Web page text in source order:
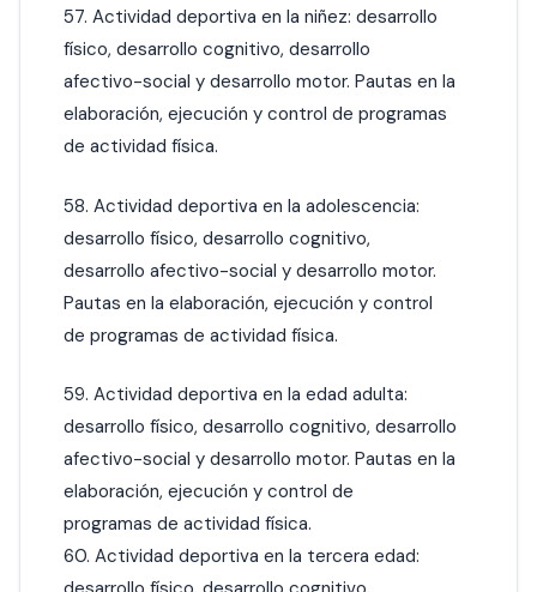
57. Actividad deportiva en la niñez: desarrollo
físico, desarrollo cognitivo, desarrollo
afectivo-social y desarrollo motor. Pautas en la
elaboración, ejecución y control de programas
de actividad física.
58. Actividad deportiva en la adolescencia:
desarrollo físico, desarrollo cognitivo,
desarrollo afectivo-social y desarrollo motor.
Pautas en la elaboración, ejecución y control
de programas de actividad física.
59. Actividad deportiva en la edad adulta:
desarrollo físico, desarrollo cognitivo, desarrollo
afectivo-social y desarrollo motor. Pautas en la
elaboración, ejecución y control de
programas de actividad física.
60. Actividad deportiva en la tercera edad: